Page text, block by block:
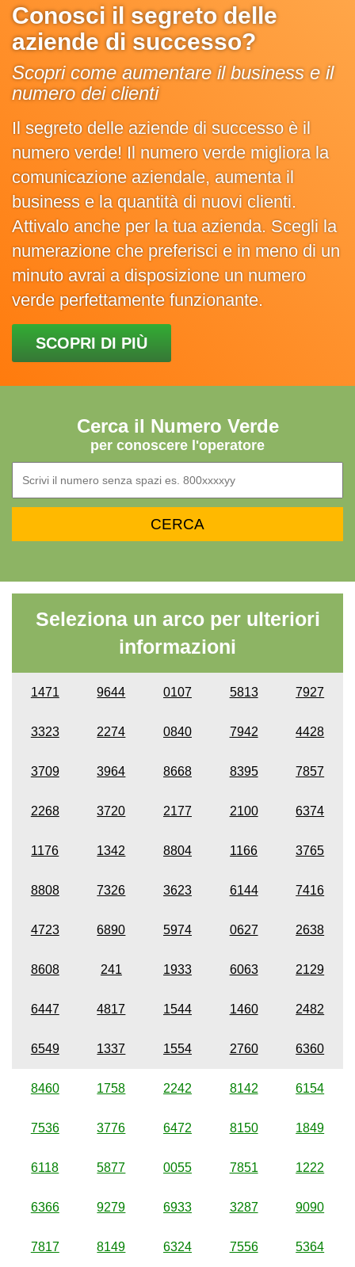
Conosci il segreto delle
aziende di successo?
Scopri come aumentare il business e il
numero dei clienti
Il segreto delle aziende di successo è il
numero verde! Il numero verde migliora la
comunicazione aziendale, aumenta il
business e la quantità di nuovi clienti.
Attivalo anche per la tua azienda. Scegli la
numerazione che preferisci e in meno di un
minuto avrai a disposizione un numero
verde perfettamente funzionante.
SCOPRI DI PIÙ
Cerca il Numero Verde
per conoscere l'operatore
Seleziona un arco per ulteriori
informazioni
1471 9644 0107 5813 7927
3323 2274 0840 7942 4428
3709 3964 8668 8395 7857
2268 3720 2177 2100 6374
1176 1342 8804 1166 3765
8808 7326 3623 6144 7416
4723 6890 5974 0627 2638
8608 241 1933 6063 2129
6447 4817 1544 1460 2482
6549 1337 1554 2760 6360
8460 1758 2242 8142 6154
7536 3776 6472 8150 1849
6118 5877 0055 7851 1222
6366 9279 6933 3287 9090
7817 8149 6324 7556 5364